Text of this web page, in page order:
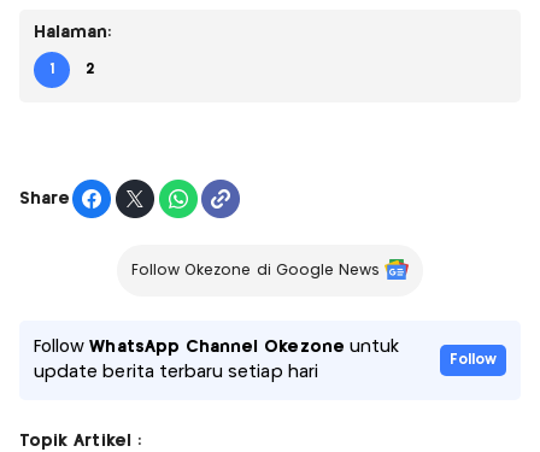
Halaman:
1 2
Share
Follow Okezone di Google News
FollowWhatsApp Channel Okezone untuk
update berita terbaru setiap hari
Follow
Topik Artikel :